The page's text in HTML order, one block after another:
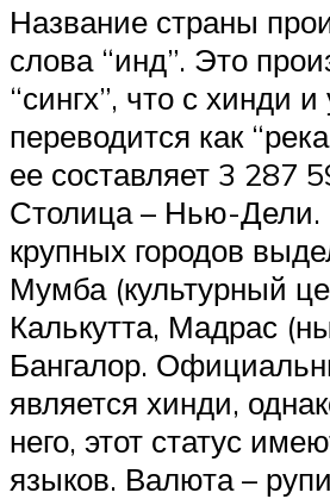
Название страны
слова “инд”. Это
“сингх”, что с хинди и
переводится как
ее составляет 3 287
Столица – Нью-
крупных городов
Мумба (культурный
Калькутта, Мадрас
Бангалор.
является хинди,
него, этот статус
языков. Валюта –